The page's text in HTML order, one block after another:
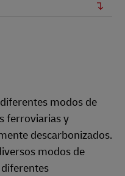
modos de
ferroviarias y
descarbonizados.
modos de